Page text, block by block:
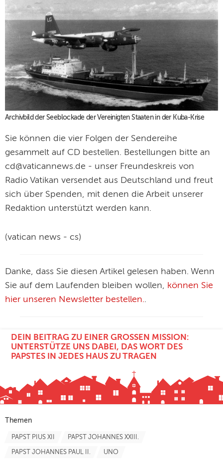
Archivbild der Seeblockade der Vereinigten Staaten in der Kuba-Krise
Sie können die vier Folgen der Sendereihe
gesammelt auf CD bestellen. Bestellungen bitte an
cd@vaticannews.de - unser Freundeskreis von
Radio Vatikan versendet aus Deutschland und freut
sich über Spenden, mit denen die Arbeit unserer
Redaktion unterstützt werden kann.
(vatican news - cs)
Danke, dass Sie diesen Artikel gelesen haben. Wenn
Sie auf dem Laufenden bleiben wollen, können Sie
hier unseren Newsletter bestellen..
DEIN BEITRAG ZU EINER GROSSEN MISSION: U
NTERSTÜTZE UNS DABEI, DAS WORT DES P
APSTES IN JEDES HAUS ZU TRAGEN
Themen
PAPST PIUS XII PAPST JOHANNES XXIII.
PAPST JOHANNES PAUL II. UNO